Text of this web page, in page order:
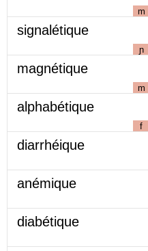
m
signalétique
ɲ
magnétique
m
alphabétique
f
diarrhéique
anémique
diabétique